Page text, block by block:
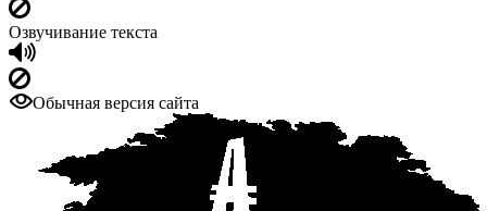
Озвучивание текста
Обычная версия сайта